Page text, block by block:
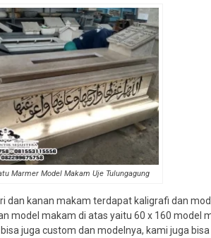
Marmer Model Makam Uje Tulungagung
dan kanan makam terdapat kaligrafi dan
model makam di atas yaitu 60 x 160 model
juga custom dan modelnya, kami juga